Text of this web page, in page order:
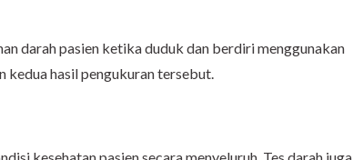
darah pasien ketika duduk dan berdiri menggunakan
hasil pengukuran tersebut.